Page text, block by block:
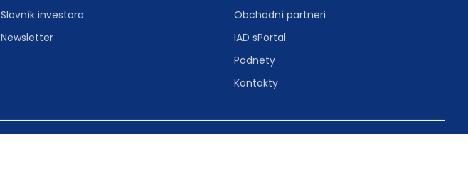
Slovník investora
Newsletter
Obchodní partneri
IAD sPortal
Podnety
Kontakty